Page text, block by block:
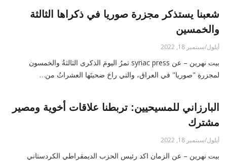
شعبنا يستذكر مجزرة صوريا في ذكراها الثالثة
والخمسين
أيلول/سبتمبر 18, 2022
بيت نهرين – عن syriac press تمرُ اليومَ الذكرى الثالثةُ والخمسون
لمجزرةِ "صوريا" في العراق، والتي راحَ ضحيتَها العشراتُ من…
البارزاني للمسيحيين: تربطنا علاقات أخوية ومصير
مشترك
أيلول/سبتمبر 18, 2022
بيت نهرين – عن الزمان اكد رئيس الحزب الديمقراطي الكردستاني